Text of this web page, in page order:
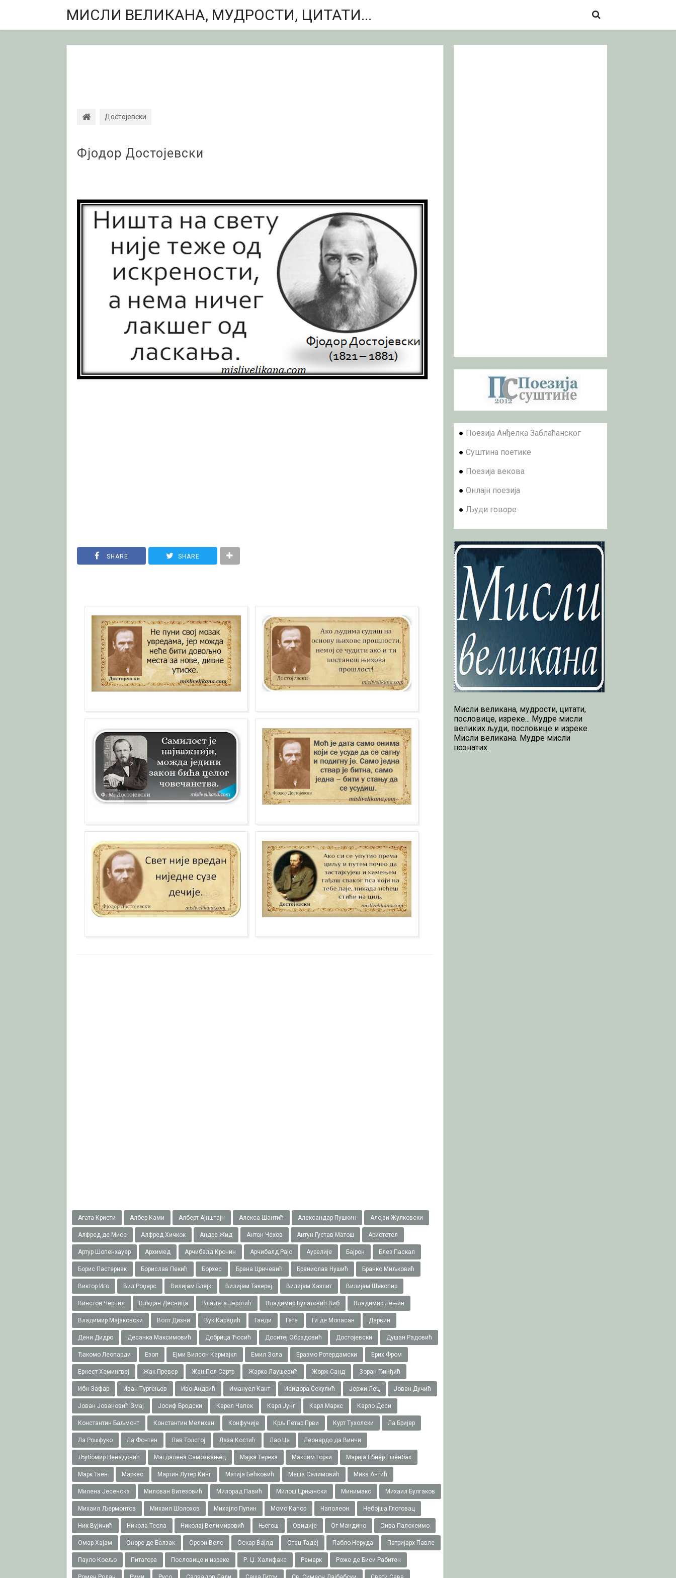
МИСЛИ ВЕЛИКАНА, МУДРОСТИ, ЦИТАТИ...
Достојевски
Фјодор Достојевски
SHARE SHARE
Агата Кристи Албер Ками Алберт Ајнштајн Алекса Шантић Александар Пушкин Алојзи Жулковски
Алфред де Мисе Алфред Хичкок Андре Жид Антон Чехов Антун Густав Матош Аристотел
Артур Шопенхауер Архимед Арчибалд Кронин Арчибалд Рајс Аурелије Бајрон Блез Паскал
Борис Пастернак Борислав Пекић Борхес Брана Црнчевић Бранислав Нушић Бранко Миљковић
Виктор Иго Вил Роџерс Вилијам Блејк Вилијам Такереj Вилијам Хазлит Вилијам Шекспир
Винстон Черчил Владан Десница Владета Јеротић Владимир Булатовић Виб Владимир Лењин
Владимир Мајаковски Волт Дизни Вук Караџић Ганди Гете Ги де Мопасан Дарвин
Дени Дидро Десанка Максимовић Добрица Ћосић Доситеј Обрадовић Достојевски Душан Радовић
Ђакомо Леопарди Езоп Ејми Вилсон Кармајкл Емил Зола Еразмо Ротердамски Ерих Фром
Ернест Хемингвеј Жак Превер Жан Пол Сартр Жарко Лаушевић Жорж Санд Зоран Ђинђић
Ибн Зафар Иван Тургењев Иво Андрић Имануел Кант Исидора Секулић Јержи Лец Јован Дучић
Јован Јовановић Змај Јосиф Бродски Карел Чапек Карл Јунг Карл Маркс Карло Доси
Константин Баљмонт Константин Мелихан Конфучије Крљ Петар Први Курт Тухолски Ла Бријер
Ла Рошфуко Ла Фонтен Лав Толстој Лаза Костић Лао Це Леонардо да Винчи
Љубомир Ненадовић Магдалена Самозвањец Мајка Тереза Максим Горки Марија Ебнер Ешенбах
Марк Твен Маркес Мартин Лутер Кинг Матија Бећковић Меша Селимовић Мика Антић
Милена Јесенска Милован Витезовић Милорад Павић Милош Црњански Минимакс Михаил Булгаков
Михаил Љермонтов Михаил Шолохов Михајло Пупин Момо Капор Наполеон Небојша Глоговац
Ник Вујичић Никола Тесла Николај Велимировић Његош Овидије Ог Мандино Оива Палохеимо
Омар Хајам Оноре де Балзак Орсон Велс Оскар Вајлд Отац Тадеј Пабло Неруда Патријарх Павле
Пауло Коељо Питагора Пословице и изреке Р. Џ. Халифакс Ремарк Роже де Биси Рабитен
● Поезија Анђелка Заблаћанског
● Суштина поетике
● Поезија векова
● Онлајн поезија
● Људи говоре
Мисли великана, мудрости, цитати,
пословице, изреке... Мудре мисли
великих људи, пословице и изреке.
Мисли великана. Мудре мисли
познатих.